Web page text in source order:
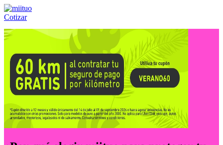
Cotizar
Llámanos al:(55) 84-21-05-00 ó